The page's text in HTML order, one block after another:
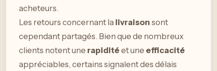
acheteurs.
Les retours concernant la livraison sont
cependant partagés. Bien que de nombreux
clients notent une rapidité et une efficacité
appréciables, certains signalent des délais